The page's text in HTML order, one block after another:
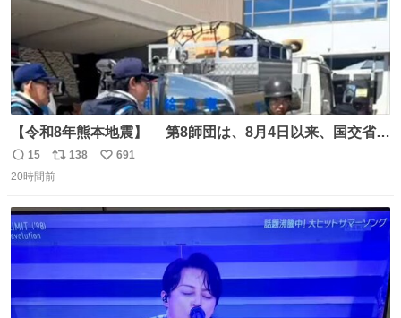
【令和8年熊本地震】 第8師団は、8月4日以来、国交省と
連携して、被災者に寄り添った支援を継続しています。 #
災害派遣 #命を守る #給水
返
信
15
リ
ポ
ト
138
い
数
691
20時間前